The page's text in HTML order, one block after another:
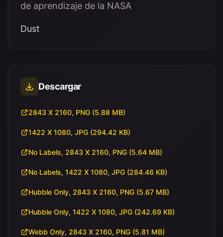
de aprendizaje de la NASA
Dust
Descargar
2843 X 2160, PNG (5.88 MB)
1422 X 1080, JPG (294.42 KB)
No Labels, 2843 X 2160, PNG (5.64 MB)
No Labels, 1422 X 1080, JPG (284.46 KB)
Hubble Only, 2843 X 2160, PNG (5.67 MB)
Hubble Only, 1422 X 1080, JPG (242.69 KB)
Webb Only, 2843 X 2160, PNG (5.81 MB)